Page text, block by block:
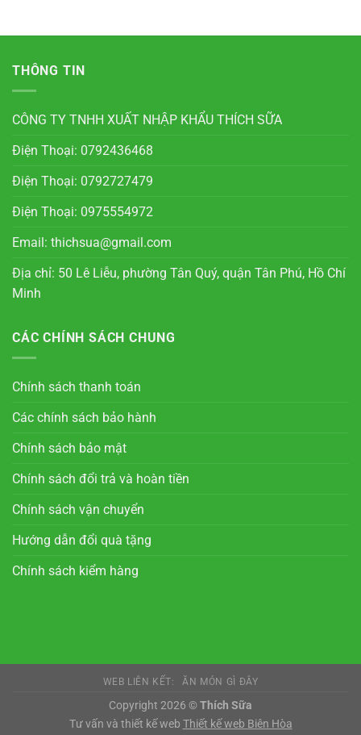
THÔNG TIN
CÔNG TY TNHH XUẤT NHẬP KHẨU THÍCH SỮA
Điện Thoại: 0792436468
Điện Thoại: 0792727479
Điện Thoại: 0975554972
Email: thichsua@gmail.com
Địa chỉ: 50 Lê Liễu, phường Tân Quý, quận Tân Phú, Hồ Chí
Minh
CÁC CHÍNH SÁCH CHUNG
Chính sách thanh toán
Các chính sách bảo hành
Chính sách bảo mật
Chính sách đổi trả và hoàn tiền
Chính sách vận chuyển
Hướng dẫn đổi quà tặng
Chính sách kiểm hàng
WEB LIÊN KẾT: ĂN MÓN GÌ ĐÂY
Copyright 2026 © Thích Sữa
Tư vấn và thiết kế web Thiết kế web Biên Hòa